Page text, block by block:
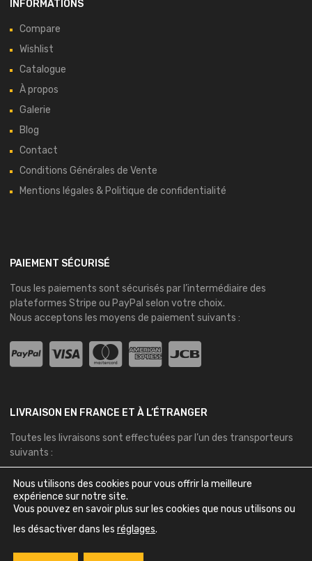
INFORMATIONS
Compare
Wishlist
Catalogue
À propos
Galerie
Blog
Contact
Conditions Générales de Vente
Mentions légales & Politique de confidentialité
PAIEMENT SÉCURISÉ
Tous les paiements sont sécurisés par l’intermédiaire des
plateformes Stripe ou PayPal selon votre choix.
Nous acceptons les moyens de paiement suivants :
LIVRAISON EN FRANCE ET À L’ÉTRANGER
Toutes les livraisons sont effectuées par l’un des transporteurs
suivants :
Nous utilisons des cookies pour vous offrir la meilleure
expérience sur notre site.
Vous pouvez en savoir plus sur les cookies que nous utilisons ou
les désactiver dans les réglages.